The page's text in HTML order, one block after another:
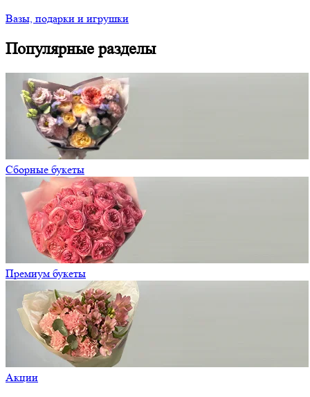
Вазы, подарки и игрушки
Популярные разделы
Сборные букеты
Премиум букеты
Акции